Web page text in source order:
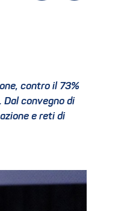
contro il 73%
Dal convegno di
e reti di